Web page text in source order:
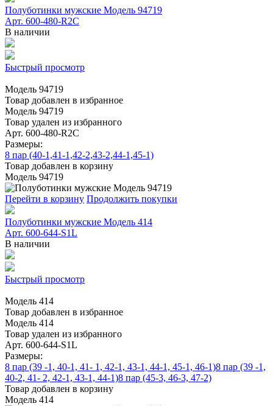
Полуботинки мужские Модель 94719
Арт. 600-480-R2C
В наличии
Быстрый просмотр
Модель 94719
Товар добавлен в избранное
Модель 94719
Товар удален из избранного
Арт. 600-480-R2C
Размеры:
8 пар (40-1,41-1,42-2,43-2,44-1,45-1)
Товар добавлен в корзину
Модель 94719
Перейти в корзину Продолжить покупки
Полуботинки мужские Модель 414
Арт. 600-644-S1L
В наличии
Быстрый просмотр
Модель 414
Товар добавлен в избранное
Модель 414
Товар удален из избранного
Арт. 600-644-S1L
Размеры:
8 пар (39 -1, 40-1, 41- 1, 42-1, 43-1, 44-1, 45-1, 46-1)8 пар (39 -1,
40-2, 41- 2, 42-1, 43-1, 44-1)8 пар (45-3, 46-3, 47-2)
Товар добавлен в корзину
Модель 414